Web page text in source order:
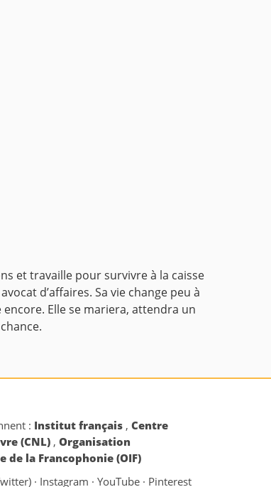
et travaille pour survivre à la caisse
d’affaires. Sa vie change peu à
Elle se mariera, attendra un
: Institut français ,Centre
(CNL) ,Organisation
de la Francophonie (OIF)
· Instagram · YouTube · Pinterest